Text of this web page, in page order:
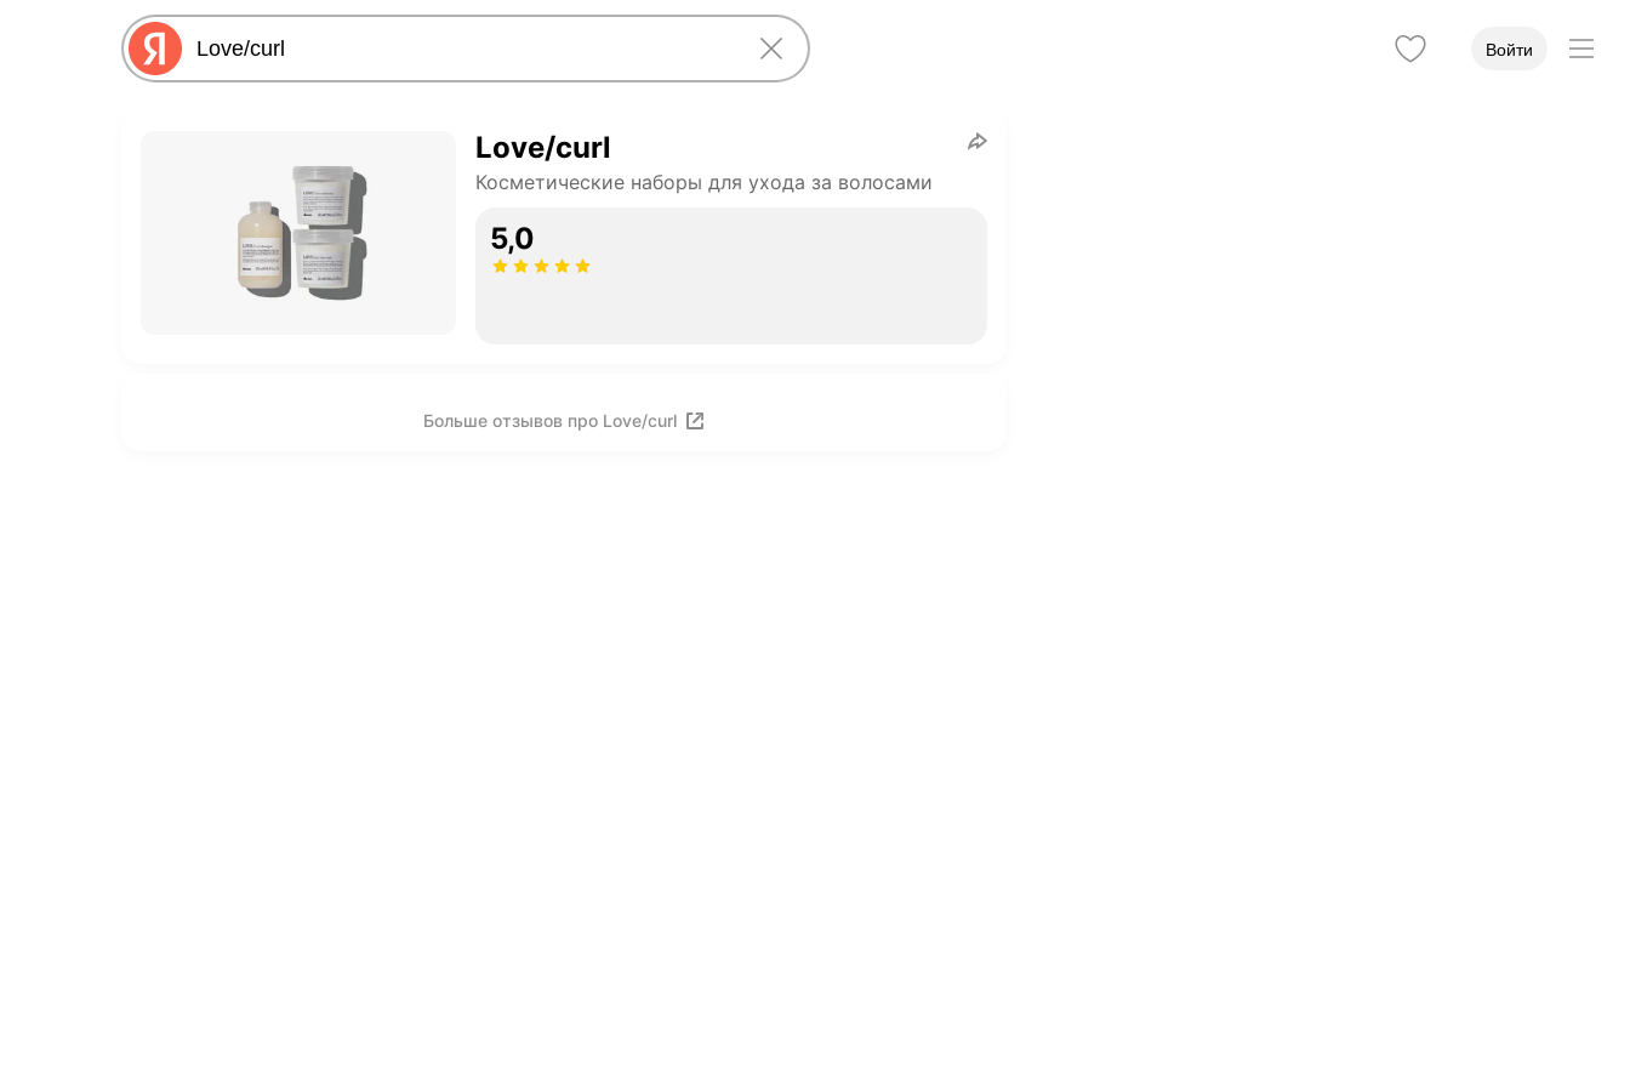
Войти
Love/curl
Косметические наборы для ухода за волосами
5,0
Больше отзывов про Love/curl